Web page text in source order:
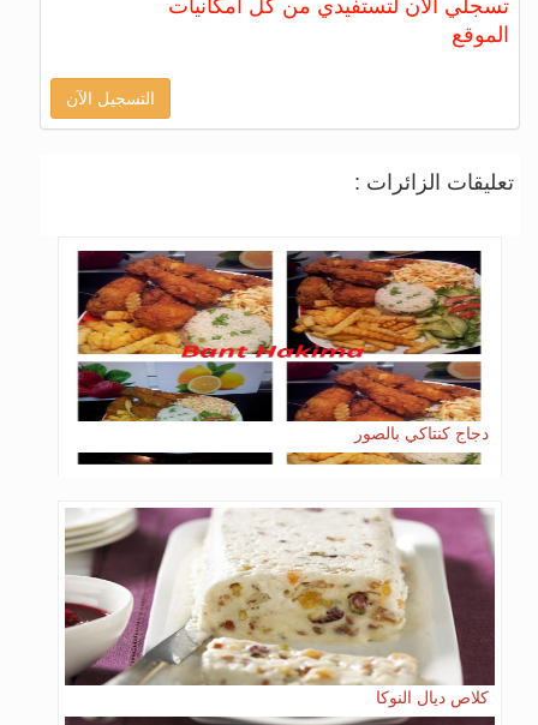
تسجلي الآن لتستفيدي من كل امكانيات
الموقع
التسجيل الآن
تعليقات الزائرات :
دجاج كنتاكي بالصور
كلاص ديال النوكا